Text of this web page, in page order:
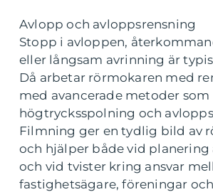
Avlopp och avloppsrensning
Stopp i avloppen,
eller långsam avrinning är
Då arbetar rörmokaren med
med avancerade metoder som
högtrycksspolning och
Filmning ger en tydlig bild av
och hjälper både vid planering
och vid tvister kring ansvar
fastighetsägare, föreningar